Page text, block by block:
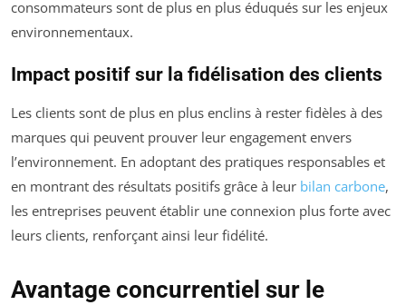
consommateurs sont de plus en plus éduqués sur les enjeux
environnementaux.
Impact positif sur la fidélisation des clients
Les clients sont de plus en plus enclins à rester fidèles à des
marques qui peuvent prouver leur engagement envers
l’environnement. En adoptant des pratiques responsables et
en montrant des résultats positifs grâce à leur bilan carbone,
les entreprises peuvent établir une connexion plus forte avec
leurs clients, renforçant ainsi leur fidélité.
Avantage concurrentiel sur le